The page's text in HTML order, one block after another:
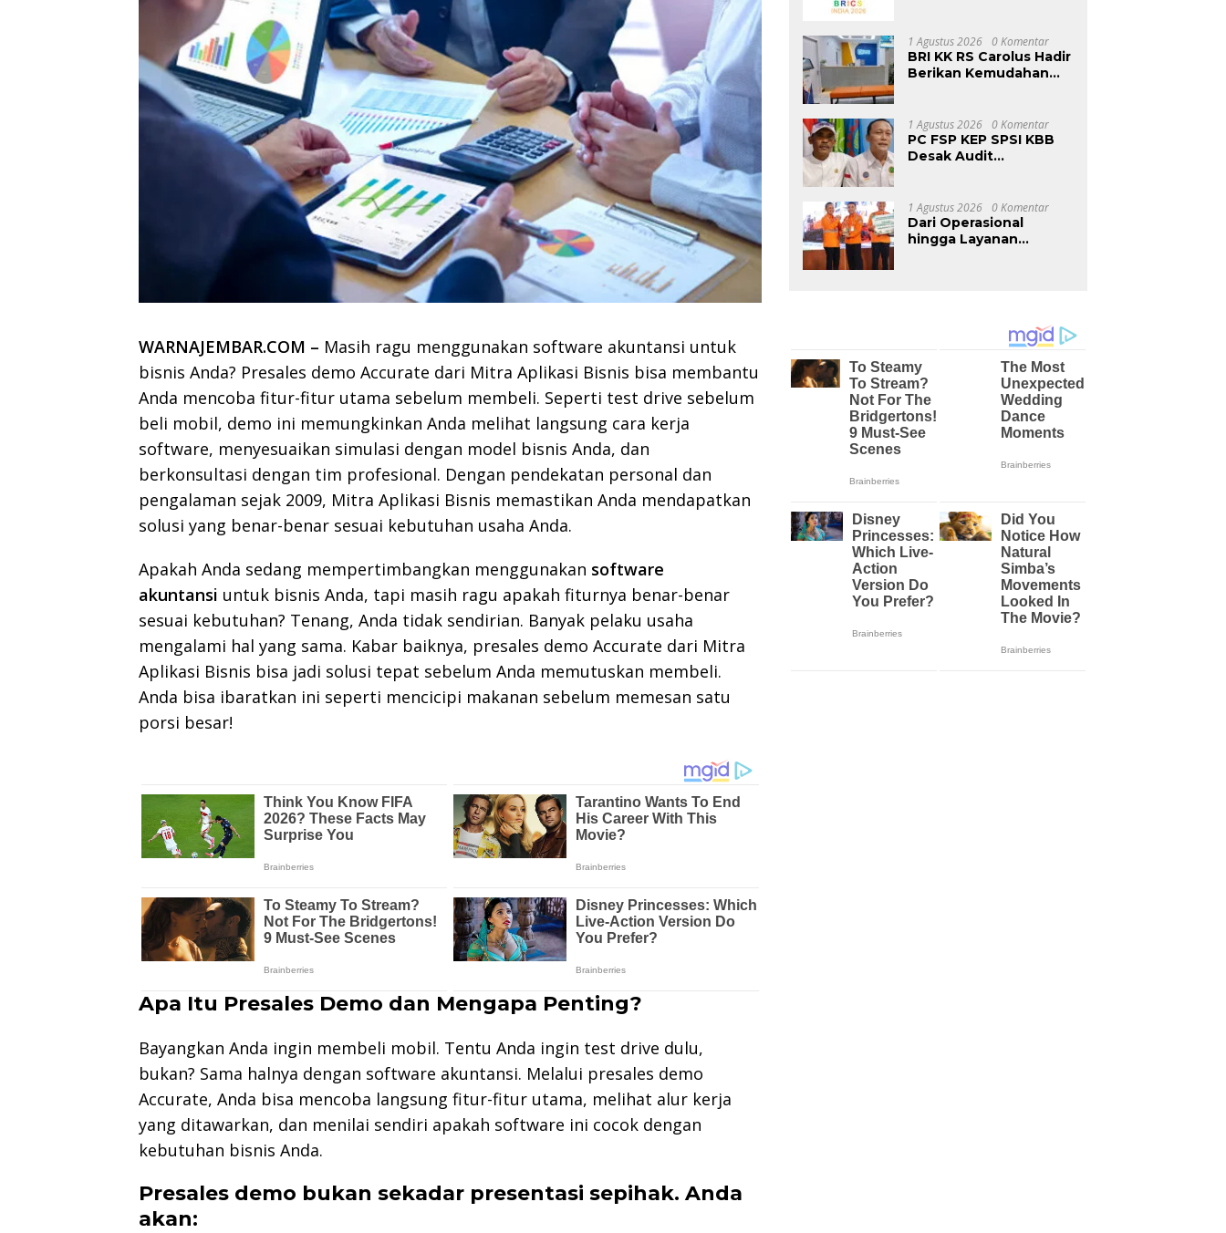
WARNAJEMBAR.COM – Masih ragu menggunakan software akuntansi untuk
bisnis Anda? Presales demo Accurate dari Mitra Aplikasi Bisnis bisa membantu
Anda mencoba fitur-fitur utama sebelum membeli. Seperti test drive sebelum
beli mobil, demo ini memungkinkan Anda melihat langsung cara kerja
software, menyesuaikan simulasi dengan model bisnis Anda, dan
berkonsultasi dengan tim profesional. Dengan pendekatan personal dan
pengalaman sejak 2009, Mitra Aplikasi Bisnis memastikan Anda mendapatkan
solusi yang benar-benar sesuai kebutuhan usaha Anda.
Apakah Anda sedang mempertimbangkan menggunakan software
akuntansi untuk bisnis Anda, tapi masih ragu apakah fiturnya benar-benar
sesuai kebutuhan? Tenang, Anda tidak sendirian. Banyak pelaku usaha
mengalami hal yang sama. Kabar baiknya, presales demo Accurate dari Mitra
Aplikasi Bisnis bisa jadi solusi tepat sebelum Anda memutuskan membeli.
Anda bisa ibaratkan ini seperti mencicipi makanan sebelum memesan satu
porsi besar!
Apa Itu Presales Demo dan Mengapa Penting?
Bayangkan Anda ingin membeli mobil. Tentu Anda ingin test drive dulu,
bukan? Sama halnya dengan software akuntansi. Melalui presales demo
Accurate, Anda bisa mencoba langsung fitur-fitur utama, melihat alur kerja
yang ditawarkan, dan menilai sendiri apakah software ini cocok dengan
kebutuhan bisnis Anda.
Presales demo bukan sekadar presentasi sepihak. Anda
akan:
1 Agustus 2026 0 Komentar
BRI KK RS Carolus Hadir
Berikan Kemudahan
Sakit dan Masyarakat
1 Agustus 2026 0 Komentar
PC FSP KEP SPSI KBB
Desak Audit
Perusahaan Kebal dari
Penegakan Hukum
Ketenagakerjaan”
1 Agustus 2026 0 Komentar
Dari Operasional
hingga Layanan